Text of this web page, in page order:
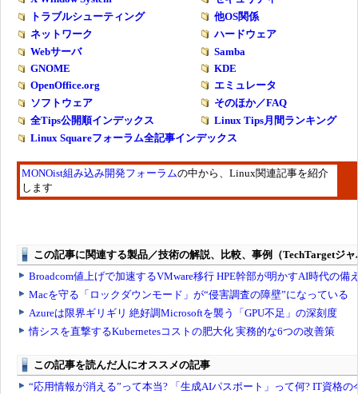
トラブルシューティング
他OS関係
ネットワーク
ハードウェア
Webサーバ
Samba
GNOME
KDE
OpenOffice.org
エミュレータ
ソフトウェア
そのほか／FAQ
全Tips公開順インデックス
Linux Tips月間ランキング
Linux Squareフォーラム全記事インデックス
MONOist組み込み開発フォーラムの中から、Linux関連記事を紹介
します